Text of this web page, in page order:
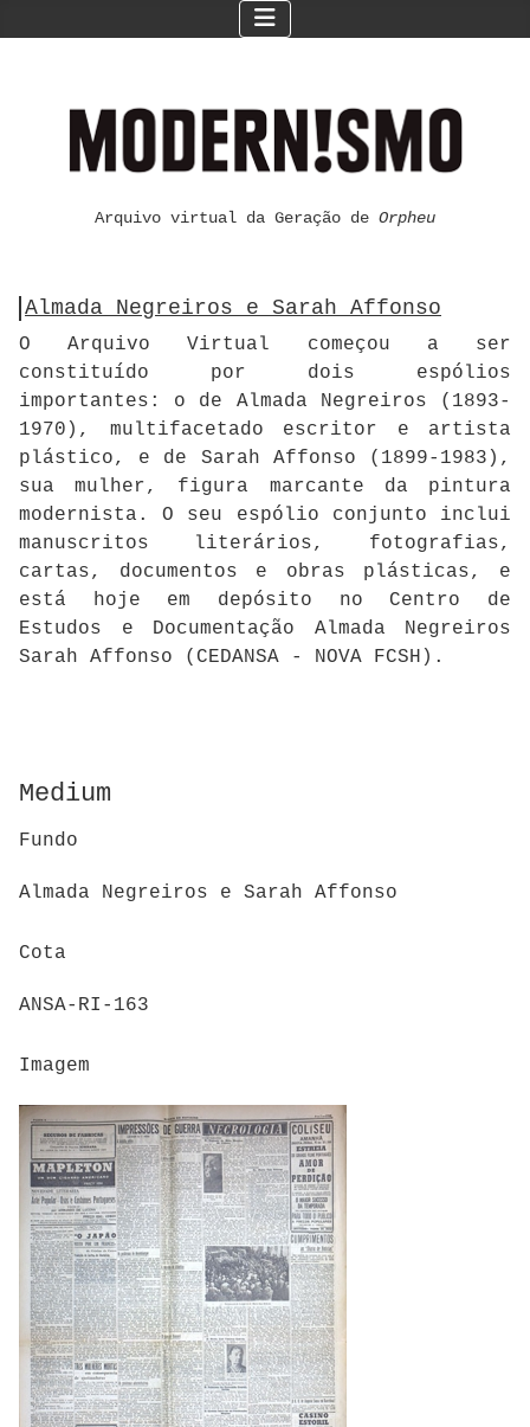
Arquivo virtual da Geração de Orpheu
Almada Negreiros e Sarah Affonso
O Arquivo Virtual começou a ser
constituído por dois espólios
importantes: o de Almada Negreiros (1893-
1970), multifacetado escritor e artista
plástico, e de Sarah Affonso (1899-1983),
sua mulher, figura marcante da pintura
modernista. O seu espólio conjunto inclui
manuscritos literários, fotografias,
cartas, documentos e obras plásticas, e
está hoje em depósito no Centro de
Estudos e Documentação Almada Negreiros
Sarah Affonso (CEDANSA - NOVA FCSH).
Medium
Fundo
Almada Negreiros e Sarah Affonso
Cota
ANSA-RI-163
Imagem